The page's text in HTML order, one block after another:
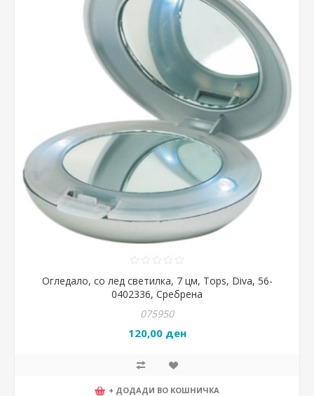
Огледало, со лед светилка, 7 цм, Tops, Diva, 56-
0402336, Сребрена
075950
120,00 ден
+ ДОДАДИ ВО КОШНИЧКА